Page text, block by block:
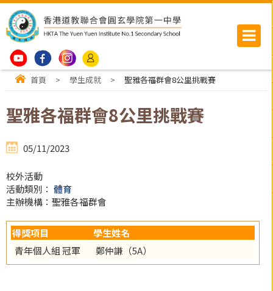
首頁 > 學生成就 > 聖雅各福群會8公里挑戰賽
聖雅各福群會8公里挑戰賽
05/11/2023
校外活動
活動類別： 體育
主辦機構：聖雅各福群會
得獎項目
學生姓名
青年個人組 冠軍
鄭仲謙（5A）